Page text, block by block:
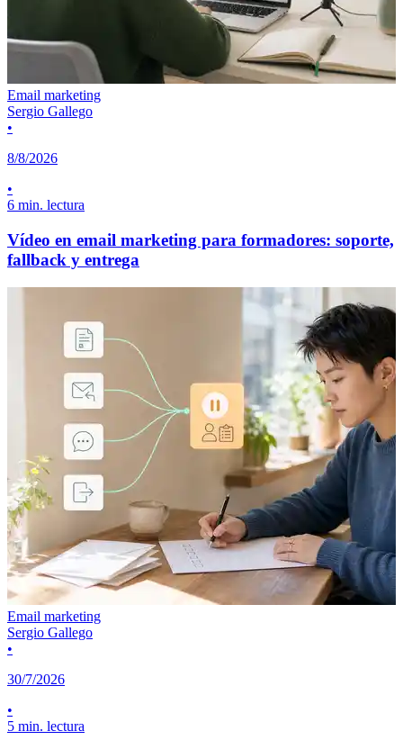
Email marketing
Sergio Gallego
•
8/8/2026
•
6 min. lectura
Vídeo en email marketing para formadores: soporte,
fallback y entrega
Email marketing
Sergio Gallego
•
30/7/2026
•
5 min. lectura